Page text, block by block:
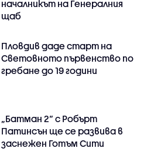
началникът на Генералния
щаб
Пловдив даде старт на
Световното първенство по
гребане до 19 години
„Батман 2“ с Робърт
Патинсън ще се развива в
заснежен Готъм Сити